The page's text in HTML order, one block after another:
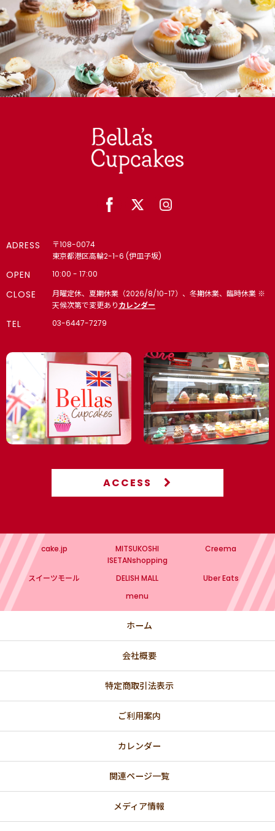
ADRESS
〒108-0074
東京都港区高輪2-1-6 (伊皿子坂)
OPEN 10:00 - 17:00
CLOSE
月曜定休、夏期休業（2026/8/10-17）、冬期休業、臨時休業 ※
天候次第で変更ありカレンダー
TEL 03-6447-7279
ACCESS
cake.jp
MITSUKOSHI
ISETANshopping
Creema
スイーツモール DELISH MALL
Uber Eats
menu
ホーム
会社概要
特定商取引法表示
ご利用案内
カレンダー
関連ページ一覧
メディア情報